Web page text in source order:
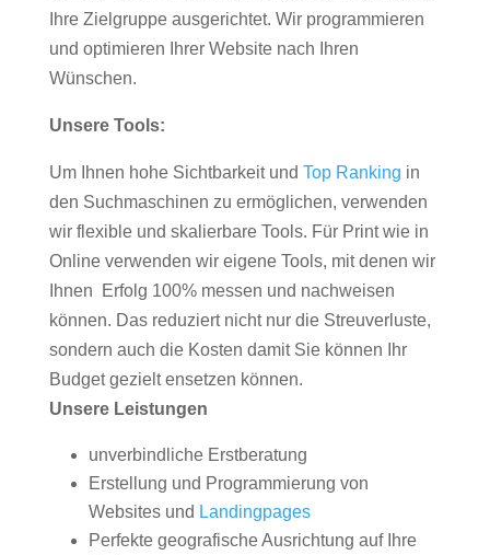
Ihre Zielgruppe ausgerichtet. Wir programmieren
und optimieren Ihrer Website nach Ihren
Wünschen.
Unsere Tools:
Um Ihnen hohe Sichtbarkeit und Top Ranking in
den Suchmaschinen zu ermöglichen, verwenden
wir flexible und skalierbare Tools. Für Print wie in
Online verwenden wir eigene Tools, mit denen wir
Ihnen Erfolg 100% messen und nachweisen
können. Das reduziert nicht nur die Streuverluste,
sondern auch die Kosten damit Sie können Ihr
Budget gezielt ensetzen können.
Unsere Leistungen
unverbindliche Erstberatung
Erstellung und Programmierung von
Websites und Landingpages
Perfekte geografische Ausrichtung auf Ihre